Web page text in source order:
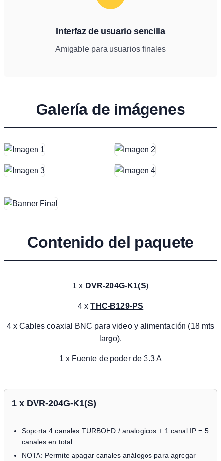
Interfaz de usuario sencilla
Amigable para usuarios finales
Galería de imágenes
Contenido del paquete
1 x DVR-204G-K1(S)
4 xTHC-B129-PS
4 x Cables coaxial BNC para video y alimentación (18 mts
largo).
1 x Fuente de poder de 3.3 A
1 x DVR-204G-K1(S)
Soporta 4 canales TURBOHD / analogicos + 1 canal IP = 5
canales en total.
NOTA: Permite apagar canales análogos para agregar